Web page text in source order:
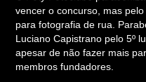
vencer o concurso, mas
para fotografia de rua.
Luciano Capistrano pelo 5º
apesar de não fazer mais
membros fundadores.